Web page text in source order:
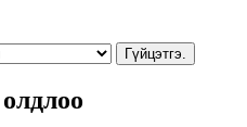
Гүйцэтгэ.